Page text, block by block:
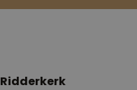
Ridderkerk